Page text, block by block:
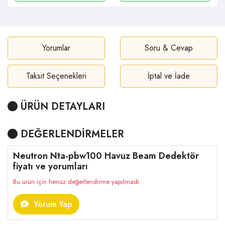
Yorumlar Soru & Cevap
Taksit Seçenekleri İptal ve İade
ÜRÜN DETAYLARI
DEĞERLENDİRMELER
Neutron Nta-pbw100 Havuz Beam Dedektör
fiyatı ve yorumları
Bu ürün için henüz değerlendirme yapılmadı
Yorum Yap